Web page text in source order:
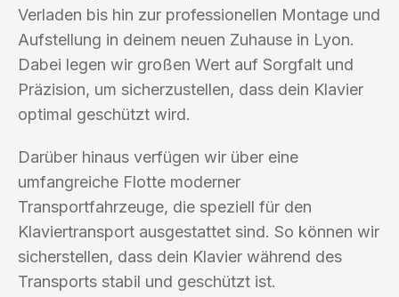
Verladen bis hin zur professionellen Montage und
Aufstellung in deinem neuen Zuhause in Lyon.
Dabei legen wir großen Wert auf Sorgfalt und
Präzision, um sicherzustellen, dass dein Klavier
optimal geschützt wird.
Darüber hinaus verfügen wir über eine
umfangreiche Flotte moderner
Transportfahrzeuge, die speziell für den
Klaviertransport ausgestattet sind. So können wir
sicherstellen, dass dein Klavier während des
Transports stabil und geschützt ist.